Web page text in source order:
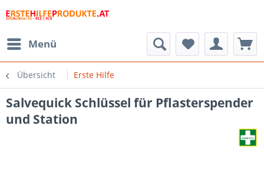
Menü
Übersicht Erste Hilfe
Salvequick Schlüssel für Pflasterspender
und Station